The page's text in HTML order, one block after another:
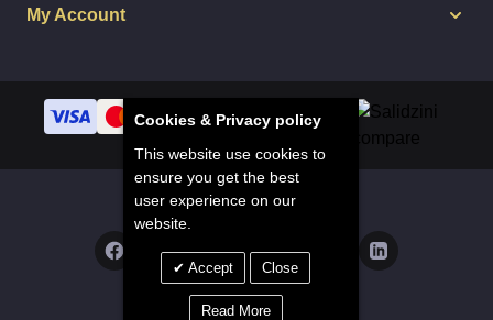
My Account
© 2014 - 2025 Balticsport.lv
Privacy Policy
Cookies & Privacy policy
This website use cookies to
ensure you get the best
user experience on our
website.
Accept Close
Read More